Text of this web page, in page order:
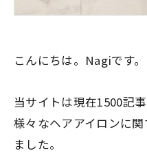
こんにちは。Nagiです。
当サイトは現在1500記
様々なヘアアイロンに
ました。